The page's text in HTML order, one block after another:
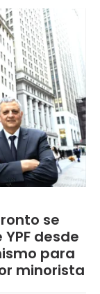
se
desde
para
minorista